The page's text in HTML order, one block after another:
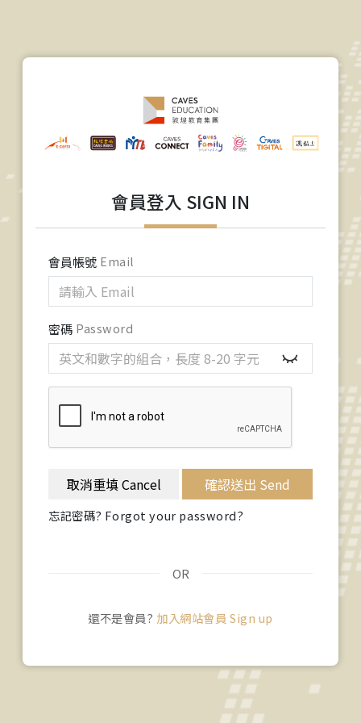
會員登入 SIGN IN
會員帳號 Email
密碼 Password
取消重填 Cancel 確認送出 Send
忘記密碼? Forgot your password?
OR
還不是會員? 加入網站會員 Sign up